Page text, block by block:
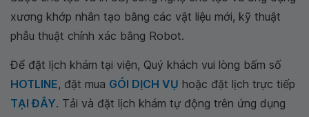
xương khớp nhân tạo bằng các vật liệu mới, kỹ thuật
phẫu thuật chính xác bằng Robot.
Để đặt lịch khám tại viện, Quý khách vui lòng bấm số
HOTLINE, đặt mua GÓI DỊCH VỤ hoặc đặt lịch trực tiếp
TẠI ĐÂY. Tải và đặt lịch khám tự động trên ứng dụng